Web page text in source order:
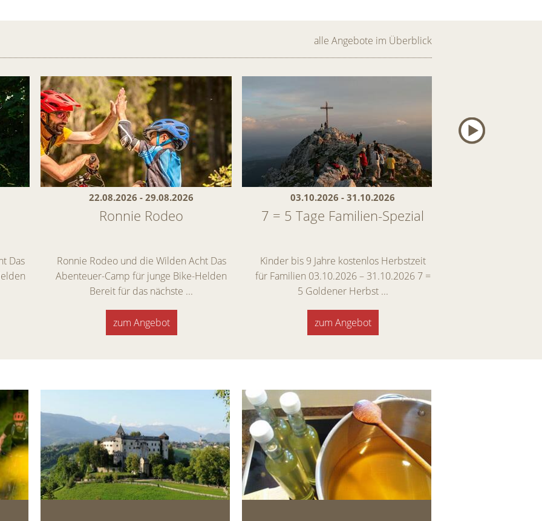
alle Angebote im Überblick
Das
22.08.2026 - 29.08.2026
Ronnie Rodeo
Ronnie Rodeo und die Wilden Acht Das
Abenteuer-Camp für junge Bike-Helden
Bereit für das nächste ...
zum Angebot
03.10.2026 - 31.10.2026
7 = 5 Tage Familien-Spezial
Kinder bis 9 Jahre kostenlos Herbstzeit
für Familien 03.10.2026 – 31.10.2026 7 =
5 Goldener Herbst ...
zum Angebot